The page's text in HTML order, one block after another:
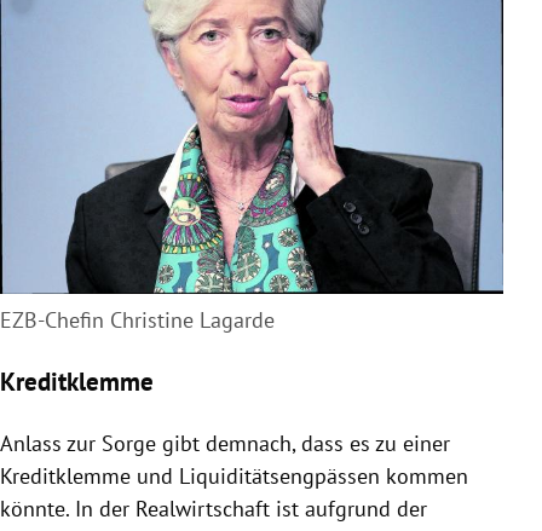
EZB-Chefin Christine Lagarde
Kreditklemme
Anlass zur Sorge gibt demnach, dass es zu einer
Kreditklemme und Liquiditätsengpässen kommen
könnte. In der Realwirtschaft ist aufgrund der